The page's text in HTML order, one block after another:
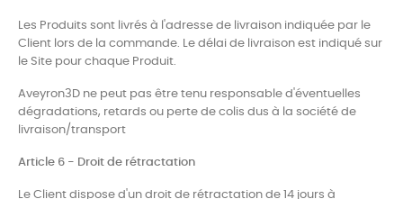
Les Produits sont livrés à l'adresse de livraison indiquée par le
Client lors de la commande. Le délai de livraison est indiqué sur
le Site pour chaque Produit.
Aveyron3D ne peut pas être tenu responsable d'éventuelles
dégradations, retards ou perte de colis dus à la société de
livraison/transport
Article 6 - Droit de rétractation
Le Client dispose d'un droit de rétractation de 14 jours à